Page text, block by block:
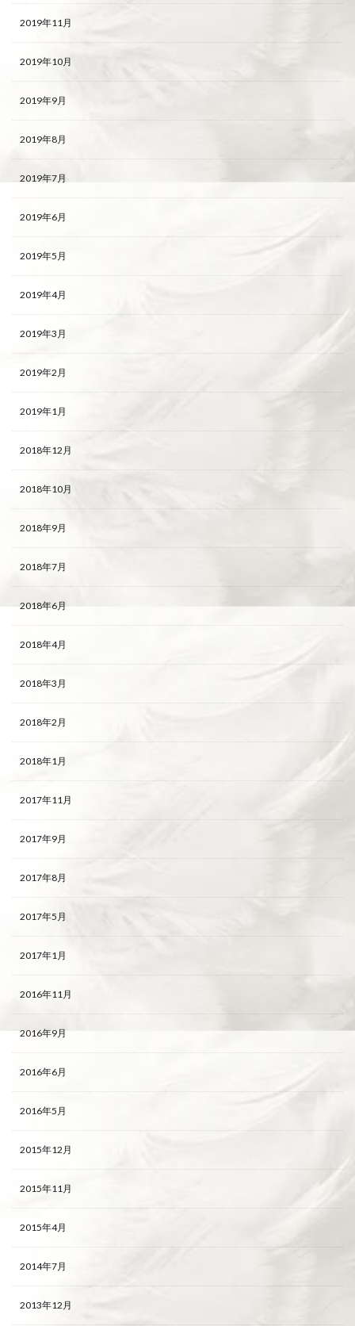
2019年11月
2019年10月
2019年9月
2019年8月
2019年7月
2019年6月
2019年5月
2019年4月
2019年3月
2019年2月
2019年1月
2018年12月
2018年10月
2018年9月
2018年7月
2018年6月
2018年4月
2018年3月
2018年2月
2018年1月
2017年11月
2017年9月
2017年8月
2017年5月
2017年1月
2016年11月
2016年9月
2016年6月
2016年5月
2015年12月
2015年11月
2015年4月
2014年7月
2013年12月